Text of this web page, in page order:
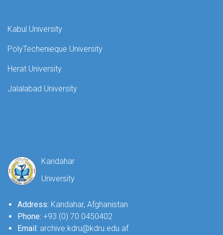
Kabul University
PolyTechenieque University
Herat University
Jalalabad University
Kandahar
University
Address: Kandahar, Afghanistan
Phone: +93 (0) 70 0450402
Email: archive.kdru@kdru.edu.af